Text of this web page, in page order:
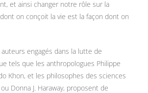
et ainsi changer notre rôle sur la
on conçoit la vie est la façon dont on
engagés dans la lutte de
tels que les anthropologues Philippe
Khon, et les philosophes des sciences
Donna J. Haraway, proposent de